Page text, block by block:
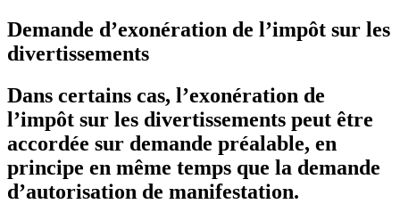
Demande d’exonération de l’impôt sur les
divertissements
Dans certains cas, l’exonération de
l’impôt sur les divertissements peut être
accordée sur demande préalable, en
principe en même temps que la demande
d’autorisation de manifestation.